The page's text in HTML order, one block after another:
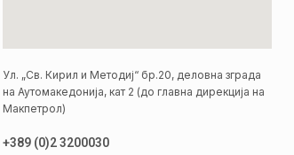
Ул. „Св. Кирил и Методиј“ бр.20, деловна зграда
на Аутомакедонија, кат 2 (до главна дирекција на
Макпетрол)
+389 (0)2 3200030